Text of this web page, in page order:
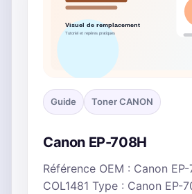
Guide Toner CANON
Canon EP-708H
Référence OEM : Canon
COL1481 Type : Canon EP-